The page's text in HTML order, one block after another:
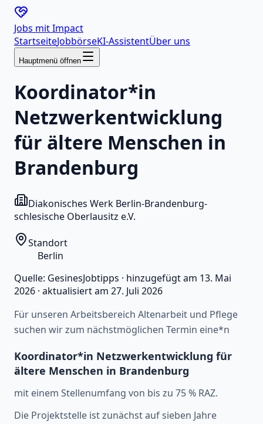
Jobs mitImpact
StartseiteJobbörseKI-AssistentÜber uns
Hauptmenü öffnen
Koordinator*in
Netzwerkentwicklung
für ältere Menschen in
Brandenburg
Diakonisches Werk Berlin-Brandenburg-
schlesische Oberlausitz e.V.
Standort
Berlin
Quelle: GesinesJobtipps · hinzugefügt am 13. Mai
2026 · aktualisiert am 27. Juli 2026
Für unseren Arbeitsbereich Altenarbeit und Pflege
suchen wir zum nächstmöglichen Termin eine*n
Koordinator*in Netzwerkentwicklung für
ältere Menschen in Brandenburg
mit einem Stellenumfang von bis zu 75 % RAZ.
Die Projektstelle ist zunächst auf sieben Jahre